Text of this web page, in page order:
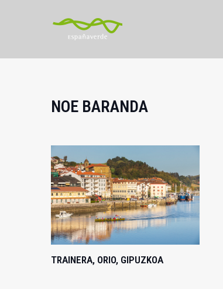
NOE BARANDA
TRAINERA, ORIO, GIPUZKOA